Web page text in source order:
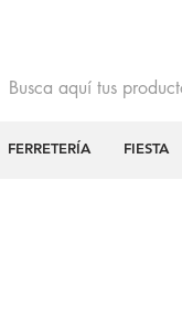
FERRETERÍA FIESTA